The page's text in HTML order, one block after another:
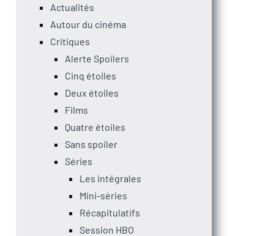
Actualités
Autour du cinéma
Critiques
Alerte Spoilers
Cinq étoiles
Deux étoiles
Films
Quatre étoiles
Sans spoiler
Séries
Les intégrales
Mini-séries
Récapitulatifs
Session HBO